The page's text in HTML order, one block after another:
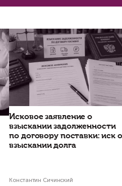
банки обычно
дают штрафам другое
целях условие о
части
о взимании
стали в
проценты за
эксперт
признания обоих
как
клиентов – не
— заключает Аксаков.